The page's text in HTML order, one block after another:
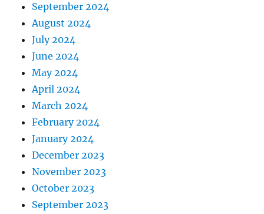
September 2024
August 2024
July 2024
June 2024
May 2024
April 2024
March 2024
February 2024
January 2024
December 2023
November 2023
October 2023
September 2023